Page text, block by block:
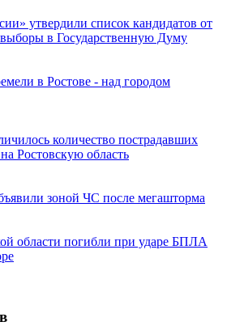
утвердили список кандидатов от
выборы в Государственную Думу
в Ростове - над городом
количество пострадавших
Ростовскую область
зоной ЧС после мегашторма
области погибли при ударе БПЛА